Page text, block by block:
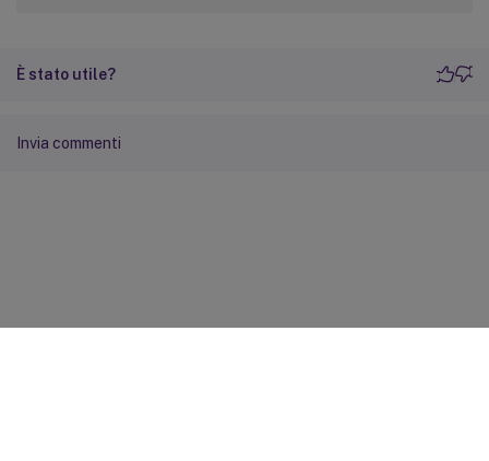
È stato utile?
Invia commenti